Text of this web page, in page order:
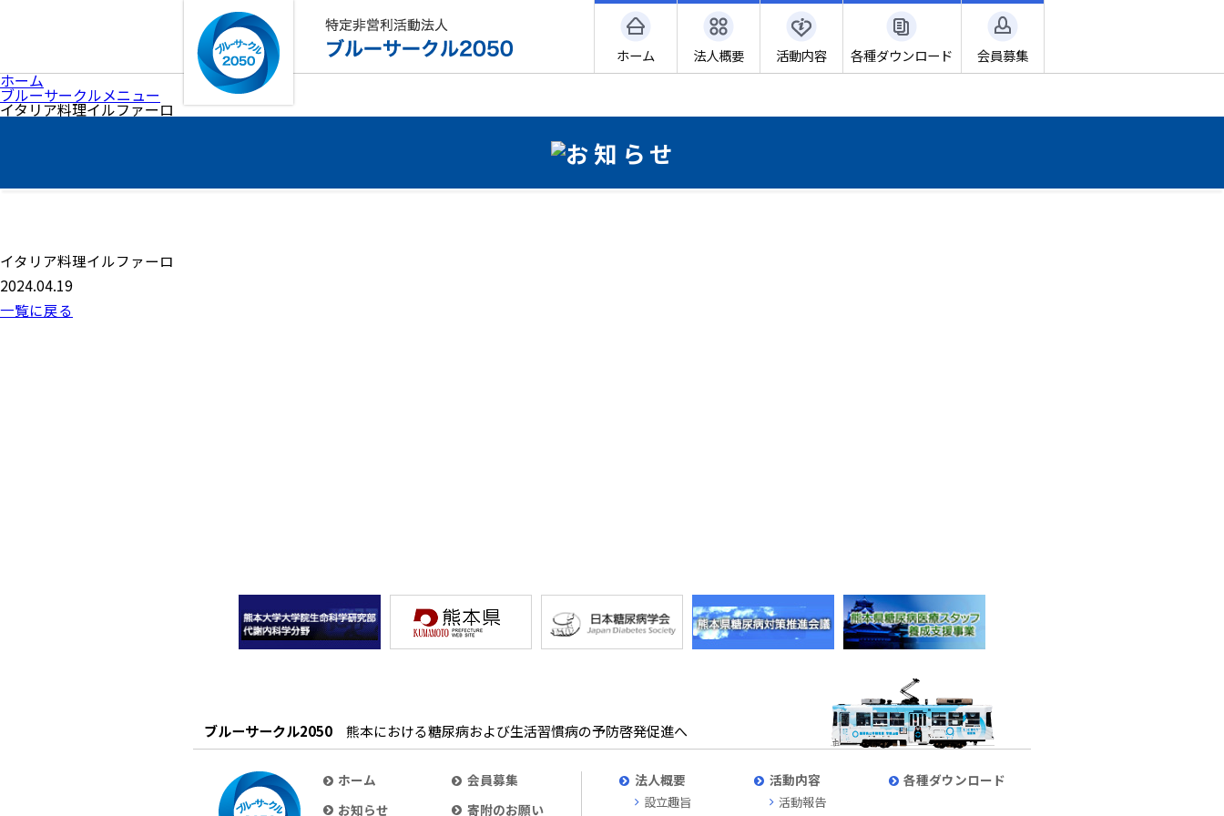
ホーム 法人概要 活動内容 各種ダウンロード 会員募集
ホーム
ブルーサークルメニュー
イタリア料理イルファーロ
イタリア料理イルファーロ
2024.04.19
一覧に戻る
ブルーサークル2050 熊本における糖尿病および生活習慣病の予防啓発促進へ
ホーム
お知らせ
会員募集
寄附のお願い
法人概要
設立趣旨
活動内容
活動報告
各種ダウンロード